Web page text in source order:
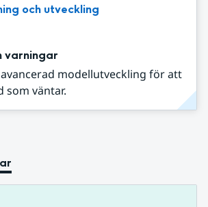
och utveckling
varningar
modellutveckling för att
som väntar.